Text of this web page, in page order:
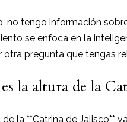
no tengo información
se enfoca en la
otra pregunta que tengas
la altura de la
de la **Catrina de Jalisco**